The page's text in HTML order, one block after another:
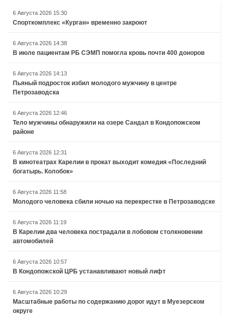
6 Августа 2026 15:30
Спорткомплекс «Курган» временно закроют
6 Августа 2026 14:38
В июле пациентам РБ СЭМП помогла кровь почти 400 доноров
6 Августа 2026 14:13
Пьяный подросток избил молодого мужчину в центре
Петрозаводска
6 Августа 2026 12:46
Тело мужчины обнаружили на озере Сандал в Кондопожском
районе
6 Августа 2026 12:31
В кинотеатрах Карелии в прокат выходит комедия «Последний
богатырь. Колобок»
6 Августа 2026 11:58
Молодого человека сбили ночью на перекрестке в Петрозаводске
6 Августа 2026 11:19
В Карелии два человека пострадали в лобовом столкновении
автомобилей
6 Августа 2026 10:57
В Кондопожской ЦРБ устанавливают новый лифт
6 Августа 2026 10:29
Масштабные работы по содержанию дорог идут в Муезерском
округе